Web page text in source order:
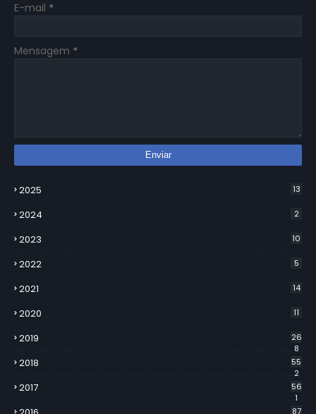
E-mail *
Mensagem *
2025 13
2024 2
2023 10
2022 5
2021 14
2020 11
2019
26
8
2018
55
2
2017
56
1
87